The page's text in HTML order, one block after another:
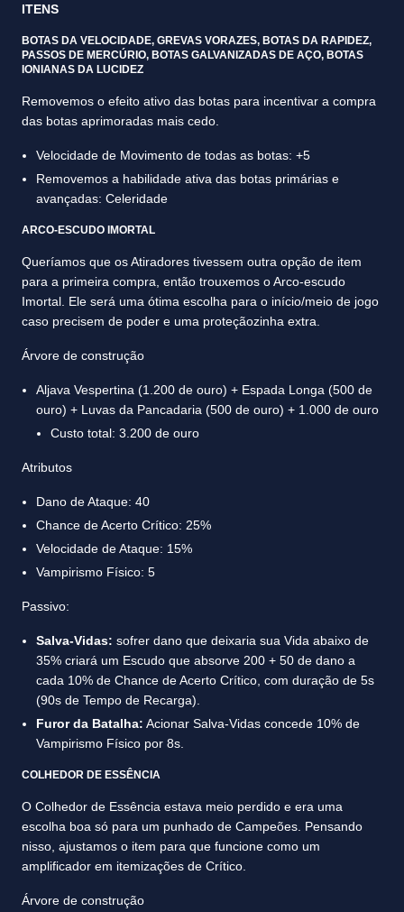
ITENS
BOTAS DA VELOCIDADE, GREVAS VORAZES, BOTAS DA RAPIDEZ,
PASSOS DE MERCÚRIO, BOTAS GALVANIZADAS DE AÇO, BOTAS
IONIANAS DA LUCIDEZ
Removemos o efeito ativo das botas para incentivar a compra
das botas aprimoradas mais cedo.
Velocidade de Movimento de todas as botas: +5
Removemos a habilidade ativa das botas primárias e
avançadas: Celeridade
ARCO-ESCUDO IMORTAL
Queríamos que os Atiradores tivessem outra opção de item
para a primeira compra, então trouxemos o Arco-escudo
Imortal. Ele será uma ótima escolha para o início/meio de jogo
caso precisem de poder e uma proteçãozinha extra.
Árvore de construção
Aljava Vespertina (1.200 de ouro) + Espada Longa (500 de
ouro) + Luvas da Pancadaria (500 de ouro) + 1.000 de ouro
Custo total: 3.200 de ouro
Atributos
Dano de Ataque: 40
Chance de Acerto Crítico: 25%
Velocidade de Ataque: 15%
Vampirismo Físico: 5
Passivo:
Salva-Vidas: sofrer dano que deixaria sua Vida abaixo de
35% criará um Escudo que absorve 200 + 50 de dano a
cada 10% de Chance de Acerto Crítico, com duração de 5s
(90s de Tempo de Recarga).
Furor da Batalha: Acionar Salva-Vidas concede 10% de
Vampirismo Físico por 8s.
COLHEDOR DE ESSÊNCIA
O Colhedor de Essência estava meio perdido e era uma
escolha boa só para um punhado de Campeões. Pensando
nisso, ajustamos o item para que funcione como um
amplificador em itemizações de Crítico.
Árvore de construção